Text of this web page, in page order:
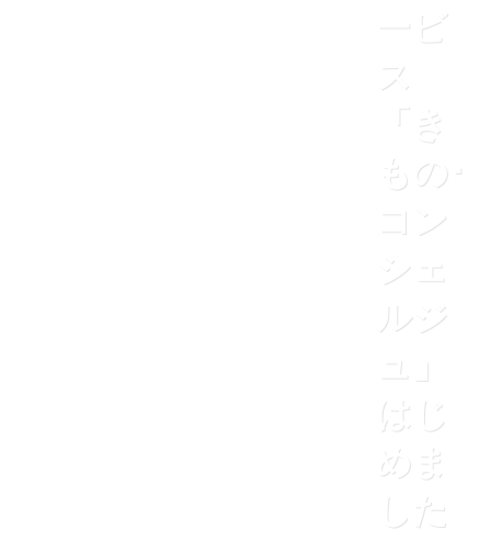
ービ
ス
「き
もの･
コン
シェ
ルジ
ュ」
はじ
めま
した